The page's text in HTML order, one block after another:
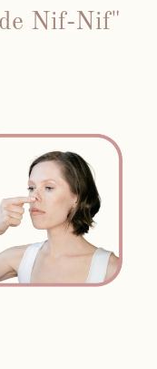
Nif-Nif"